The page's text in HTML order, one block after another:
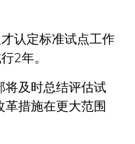
认定标准试点工作
2年。
将及时总结评估试
革措施在更大范围